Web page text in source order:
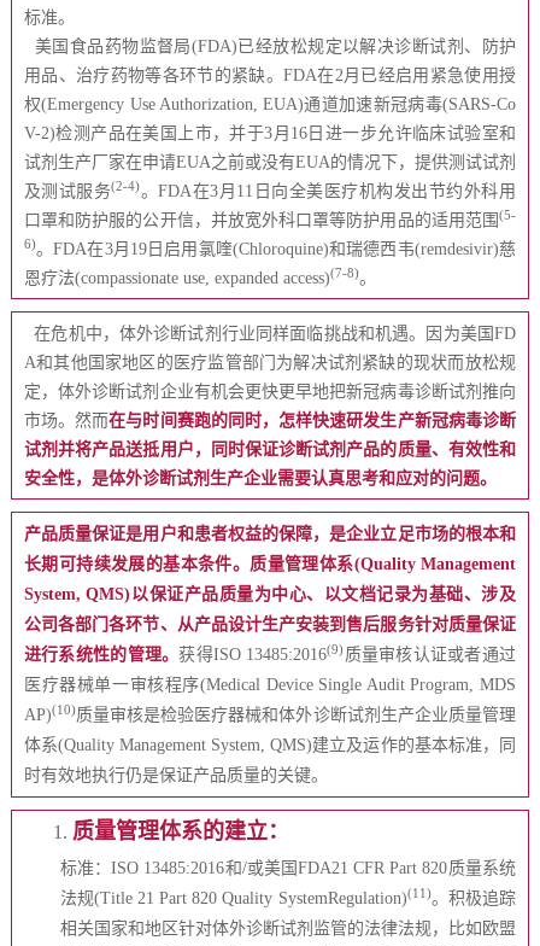
标准。
美国食品药物监督局(FDA)已经放松规定以解决诊断试剂、防护
用品、治疗药物等各环节的紧缺。FDA在2月已经启用紧急使用授
权(Emergency Use Authorization, EUA)通道加速新冠病毒(SARS-Co
V-2)检测产品在美国上市，并于3月16日进一步允许临床试验室和
试剂生产厂家在申请EUA之前或没有EUA的情况下，提供测试试剂
及测试服务(2-4)。FDA在3月11日向全美医疗机构发出节约外科用
口罩和防护服的公开信，并放宽外科口罩等防护用品的适用范围 (5-
6)。FDA在3月19日启用氯喹(Chloroquine)和瑞德西韦(remdesivir)慈
恩疗法(compassionate use, expanded access)(7-8)。
在危机中，体外诊断试剂行业同样面临挑战和机遇。因为美国FD
A和其他国家地区的医疗监管部门为解决试剂紧缺的现状而放松规
定，体外诊断试剂企业有机会更快更早地把新冠病毒诊断试剂推向
市场。然而在与时间赛跑的同时，怎样快速研发生产新冠病毒诊断
试剂并将产品送抵用户，同时保证诊断试剂产品的质量、有效性和
安全性，是体外诊断试剂生产企业需要认真思考和应对的问题。
产品质量保证是用户和患者权益的保障，是企业立足市场的根本和
长期可持续发展的基本条件。质量管理体系(Quality Management
System, QMS)以保证产品质量为中心、以文档记录为基础、涉及
公司各部门各环节、从产品设计生产安装到售后服务针对质量保证
进行系统性的管理。获得ISO 13485:2016(9)质量审核认证或者通过
医疗器械单一审核程序(Medical Device Single Audit Program, MDS
AP)(10)质量审核是检验医疗器械和体外诊断试剂生产企业质量管理
体系(Quality Management System, QMS)建立及运作的基本标准，同
时有效地执行仍是保证产品质量的关键。
1. 质量管理体系的建立：
标准：ISO 13485:2016和/或美国FDA21 CFR Part 820质量系统
法规(Title 21 Part 820 Quality SystemRegulation)(11)。积极追踪
相关国家和地区针对体外诊断试剂监管的法律法规，比如欧盟